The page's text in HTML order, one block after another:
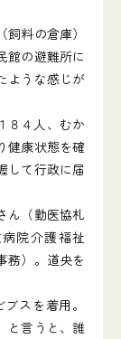
料の倉庫）
館の避難所に
ような感じが
８４人、むか
健康状態を確
して行政に届
ん（勤医協札
院介護福祉
務）。道央を
スを着用。
と言うと、誰